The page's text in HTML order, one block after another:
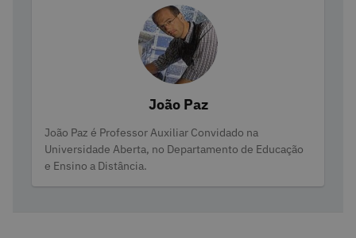
João Paz
Categories
João Paz é Professor Auxiliar Convidado na
Universidade Aberta, no Departamento de Educação
e Ensino a Distância.